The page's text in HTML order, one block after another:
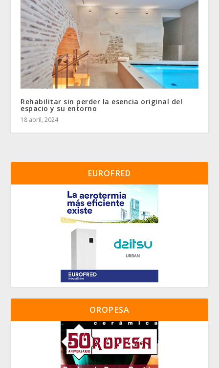
Rehabilitar sin perder la esencia original del
espacio y su entorno
18 abril, 2024
EUROFRED
OROPESA